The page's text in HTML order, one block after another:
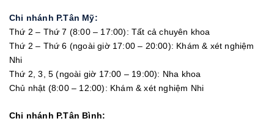
Chi nhánh P.Tân Mỹ:
Thứ 2 – Thứ 7 (8:00 – 17:00): Tất cả chuyên khoa
Thứ 2 – Thứ 6 (ngoài giờ 17:00 – 20:00): Khám & xét nghiệm
Nhi
Thứ 2, 3, 5 (ngoài giờ 17:00 – 19:00): Nha khoa
Chủ nhật (8:00 – 12:00): Khám & xét nghiệm Nhi
Chi nhánh P.Tân Bình: